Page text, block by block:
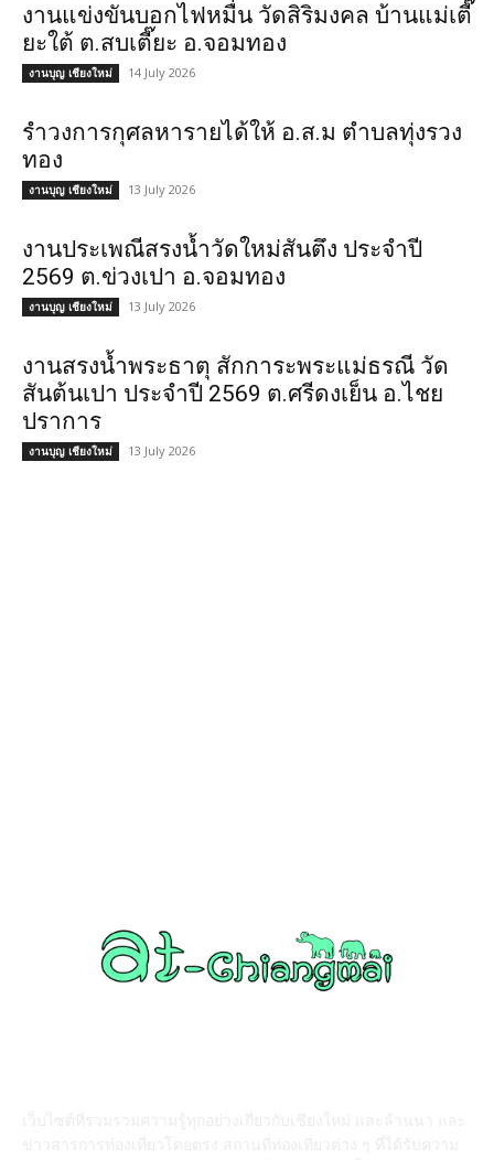
งานแข่งขันบอกไฟหมื่น วัดสิริมงคล บ้านแม่เตี๊
ยะใต้ ต.สบเตี๊ยะ อ.จอมทอง
งานบุญ เชียงใหม่ 14 July 2026
รำวงการกุศลหารายได้ให้ อ.ส.ม ตำบลทุ่งรวง
ทอง
งานบุญ เชียงใหม่ 13 July 2026
งานประเพณีสรงน้ำวัดใหม่สันตึง ประจำปี
2569 ต.ข่วงเปา อ.จอมทอง
งานบุญ เชียงใหม่ 13 July 2026
งานสรงน้ำพระธาตุ สักการะพระแม่ธรณี วัด
สันต้นเปา ประจำปี 2569 ต.ศรีดงเย็น อ.ไชย
ปราการ
งานบุญ เชียงใหม่ 13 July 2026